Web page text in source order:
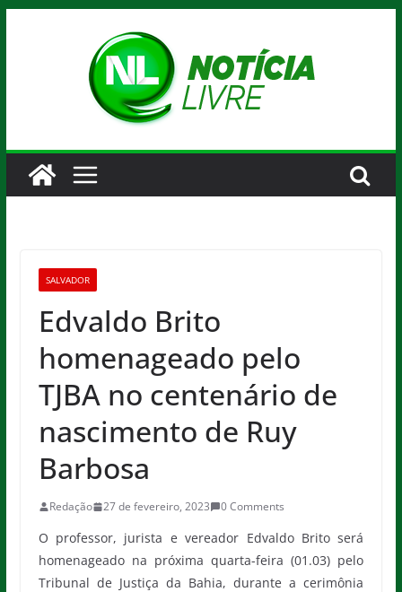
SALVADOR
Edvaldo Brito
homenageado pelo
TJBA no centenário de
nascimento de Ruy
Barbosa
Redação 27 de fevereiro, 2023 0 Comments
O professor, jurista e vereador Edvaldo Brito será
homenageado na próxima quarta-feira (01.03) pelo
Tribunal de Justiça da Bahia, durante a cerimônia